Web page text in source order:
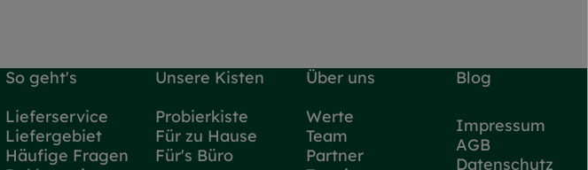
So geht's
Lieferservice
Liefergebiet
Häufige Fragen
Unsere Kisten
Probierkiste
Für zu Hause
Für's Büro
Über uns
Werte
Team
Partner
Blog
Impressum
AGB
Datenschutz